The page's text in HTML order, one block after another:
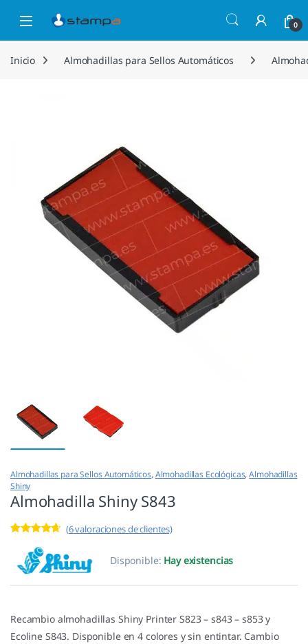
Open 0
Inicio Almohadillas para Sellos Automáticos
Almohadillas para Sellos Automáticos, Almohadillas Ecológicas,Almohadillas
Shiny
Almohadilla Shiny S843
4.50de
5 en base
(6valoraciones de clientes)
Disponible: Hay existencias
Recambio almohadillas Shiny Printer S823 – s843 – s853 y
Ecoline S843. Disponible en 4 colores y sin entintar. Cambio